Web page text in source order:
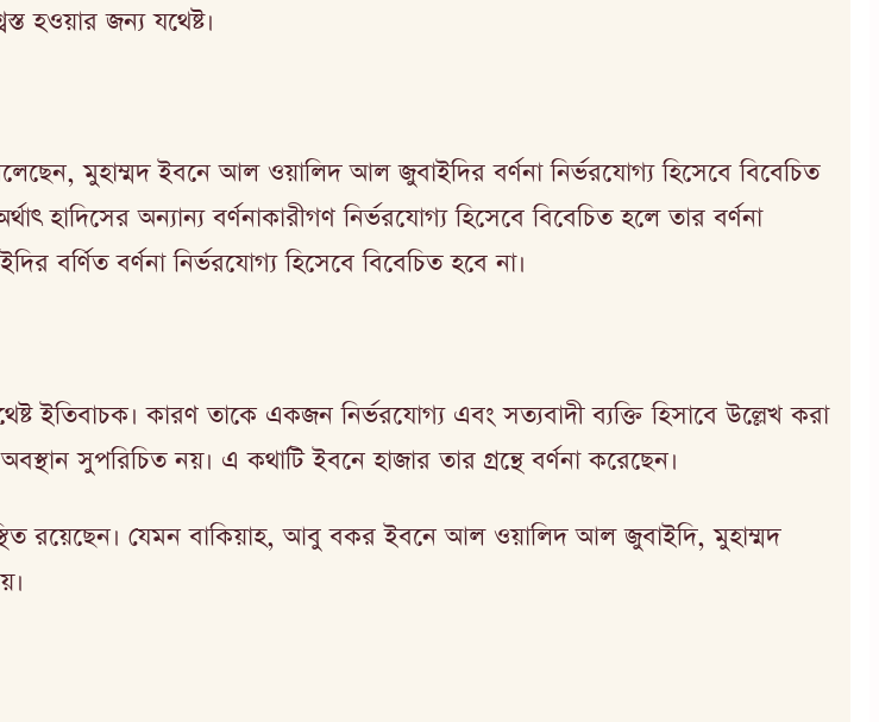
হওয়ার জন্য যথেষ্ট।
মুহাম্মদ ইবনে আল ওয়ালিদ আল জুবাইদির বর্ণনা নির্ভরযোগ্য হিসেবে বিবেচিত
হাদিসের অন্যান্য বর্ণনাকারীগণ নির্ভরযোগ্য হিসেবে বিবেচিত হলে তার বর্ণনা
বর্ণনা নির্ভরযোগ্য হিসেবে বিবেচিত হবে না।
কারণ তাকে একজন নির্ভরযোগ্য এবং সত্যবাদী ব্যক্তি হিসাবে উল্লেখ করা
সুপরিচিত নয়। এ কথাটি ইবনে হাজার তার গ্রন্থে বর্ণনা করেছেন।
রয়েছেন। যেমন বাকিয়াহ, আবু বকর ইবনে আল ওয়ালিদ আল জুবাইদি, মুহাম্মদ